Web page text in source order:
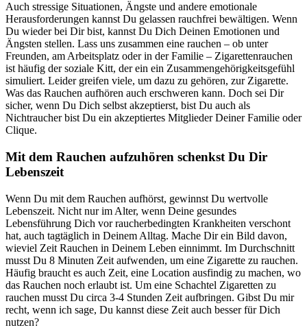
Auch stressige Situationen, Ängste und andere emotionale
Herausforderungen kannst Du gelassen rauchfrei bewältigen. Wenn
Du wieder bei Dir bist, kannst Du Dich Deinen Emotionen und
Ängsten stellen. Lass uns zusammen eine rauchen – ob unter
Freunden, am Arbeitsplatz oder in der Familie – Zigarettenrauchen
ist häufig der soziale Kitt, der ein ein Zusammengehörigkeitsgefühl
simuliert. Leider greifen viele, um dazu zu gehören, zur Zigarette.
Was das Rauchen aufhören auch erschweren kann. Doch sei Dir
sicher, wenn Du Dich selbst akzeptierst, bist Du auch als
Nichtraucher bist Du ein akzeptiertes Mitglieder Deiner Familie oder
Clique.
Mit dem Rauchen aufzuhören schenkst Du Dir
Lebenszeit
Wenn Du mit dem Rauchen aufhörst, gewinnst Du wertvolle
Lebenszeit. Nicht nur im Alter, wenn Deine gesundes
Lebensführung Dich vor raucherbedingten Krankheiten verschont
hat, auch tagtäglich in Deinem Alltag. Mache Dir ein Bild davon,
wieviel Zeit Rauchen in Deinem Leben einnimmt. Im Durchschnitt
musst Du 8 Minuten Zeit aufwenden, um eine Zigarette zu rauchen.
Häufig braucht es auch Zeit, eine Location ausfindig zu machen, wo
das Rauchen noch erlaubt ist. Um eine Schachtel Zigaretten zu
rauchen musst Du circa 3-4 Stunden Zeit aufbringen. Gibst Du mir
recht, wenn ich sage, Du kannst diese Zeit auch besser für Dich
nutzen?